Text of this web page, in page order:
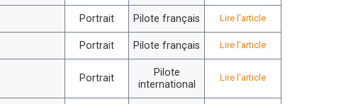
Portrait Pilote français Lire l'article
Portrait Pilote français Lire l'article
Portrait
Pilote
international
Lire l'article